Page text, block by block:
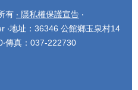
有 ‧ 隱私權保護宣告 ‧
‧地址：36346 公館鄉玉泉村14
傳真：037-222730